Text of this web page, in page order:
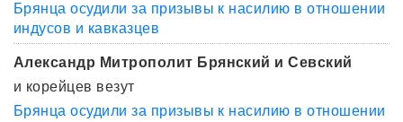
Брянца осудили за призывы к насилию в отношении
индусов и кавказцев
Александр Митрополит Брянский и Севский
и корейцев везут
Брянца осудили за призывы к насилию в отношении